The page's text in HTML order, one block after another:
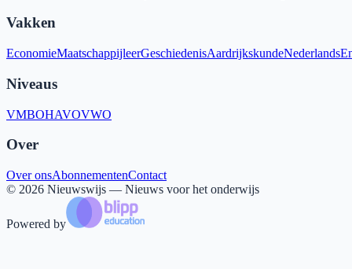
Vakken
EconomieMaatschappijleerGeschiedenisAardrijkskundeNederlands
Niveaus
VMBOHAVOVWO
Over
Over onsAbonnementenContact
© 2026 Nieuwswijs — Nieuws voor het onderwijs
Powered by